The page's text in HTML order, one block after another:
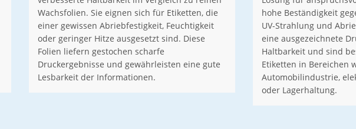
Wachsfolien. Sie eignen sich für Etiketten, die
einer gewissen Abriebfestigkeit, Feuchtigkeit
oder geringer Hitze ausgesetzt sind. Diese
Folien liefern gestochen scharfe
Druckergebnisse und gewährleisten eine gute
Lesbarkeit der Informationen.
hohe Beständigkeit
UV-Strahlung und
eine ausgezeichnete
Haltbarkeit und sind
Etiketten in Bereichen
Automobilindustrie,
oder Lagerhaltung.